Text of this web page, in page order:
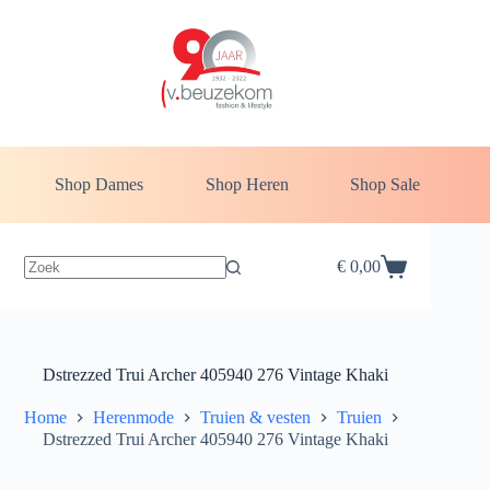
Shop Dames Shop Heren Shop Sale
Winkelwagen
€0,00
Dstrezzed Trui Archer 405940 276 Vintage Khaki
Home Herenmode Truien & vesten
Truien
Dstrezzed Trui Archer 405940 276 Vintage Khaki